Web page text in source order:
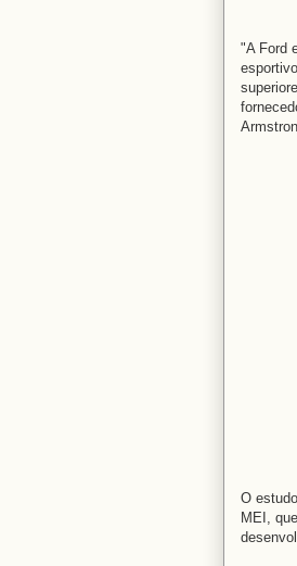
"A Ford
O
MEI,